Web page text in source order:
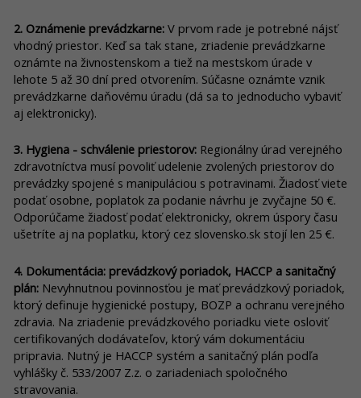
2. Oznámenie prevádzkarne: V prvom rade je potrebné nájsť
vhodný priestor. Keď sa tak stane, zriadenie prevádzkarne
oznámte na živnostenskom a tiež na mestskom úrade v
lehote 5 až 30 dní pred otvorením. Súčasne oznámte vznik
prevádzkarne daňovému úradu (dá sa to jednoducho vybaviť
aj elektronicky).
3. Hygiena - schválenie priestorov: Regionálny úrad verejného
zdravotníctva musí povoliť udelenie zvolených priestorov do
prevádzky spojené s manipuláciou s potravinami. Žiadosť viete
podať osobne, poplatok za podanie návrhu je zvyčajne 50 €.
Odporúčame žiadosť podať elektronicky, okrem úspory času
ušetríte aj na poplatku, ktorý cez slovensko.sk stojí len 25 €.
4. Dokumentácia: prevádzkový poriadok, HACCP a sanitačný
plán: Nevyhnutnou povinnosťou je mať prevádzkový poriadok,
ktorý definuje hygienické postupy, BOZP a ochranu verejného
zdravia. Na zriadenie prevádzkového poriadku viete osloviť
certifikovaných dodávateľov, ktorý vám dokumentáciu
pripravia. Nutný je HACCP systém a sanitačný plán podľa
vyhlášky č. 533/2007 Z.z. o zariadeniach spoločného
stravovania.